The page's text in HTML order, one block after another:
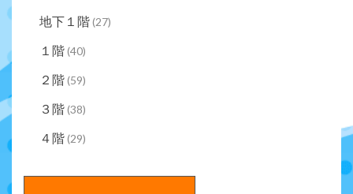
地下１階(27)
１階(40)
２階(59)
３階(38)
４階(29)